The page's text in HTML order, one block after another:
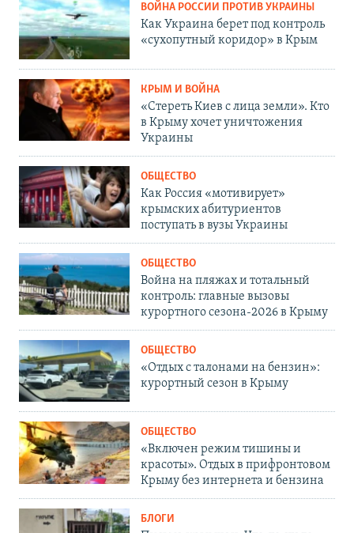
ВОЙНА РОССИИ ПРОТИВ УКРАИНЫ
Как Украина берет под контроль
«сухопутный коридор» в Крым
КРЫМ И ВОЙНА
«Стереть Киев с лица земли». Кто
в Крыму хочет уничтожения
Украины
ОБЩЕСТВО
Как Россия «мотивирует»
крымских абитуриентов
поступать в вузы Украины
ОБЩЕСТВО
Война на пляжах и тотальный
контроль: главные вызовы
курортного сезона-2026 в Крыму
ОБЩЕСТВО
«Отдых с талонами на бензин»:
курортный сезон в Крыму
ОБЩЕСТВО
«Включен режим тишины и
красоты». Отдых в прифронтовом
Крыму без интернета и бензина
БЛОГИ